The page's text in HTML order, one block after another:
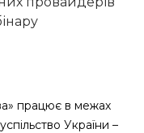
працює в межах
України –